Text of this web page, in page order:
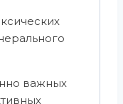
важных